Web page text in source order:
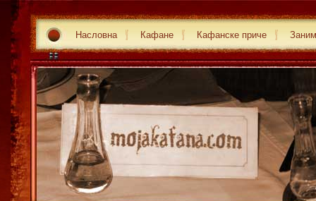
Насловна Кафане Кафанске приче